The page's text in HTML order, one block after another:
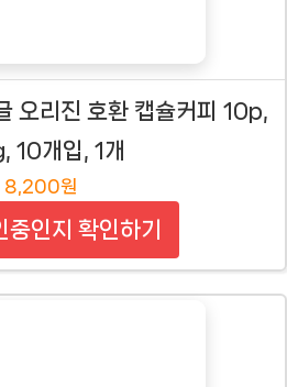
오리진 호환 캡슐커피 10p,
10개입, 1개
8,200원
중인지 확인하기